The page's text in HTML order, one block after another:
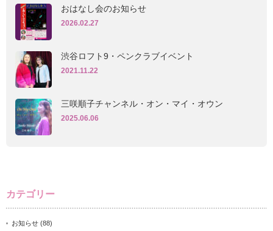
おはなし会のお知らせ
2026.02.27
渋谷ロフト9・ペンクラブイベント
2021.11.22
三咲順子チャンネル・オン・マイ・オウン
2025.06.06
カテゴリー
お知らせ (88)